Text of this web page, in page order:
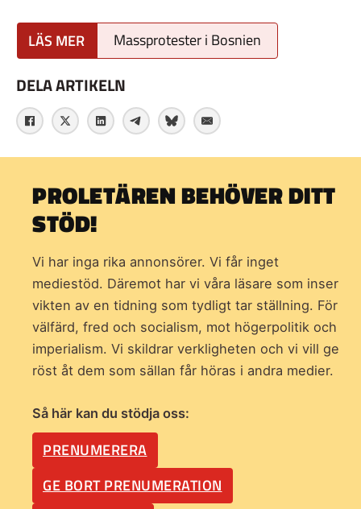
Massprotester i Bosnien
DELA ARTIKELN
PROLETÄREN BEHÖVER DITT
STÖD!
Vi har inga rika annonsörer. Vi får inget
mediestöd. Däremot har vi våra läsare som inser
vikten av en tidning som tydligt tar ställning. För
välfärd, fred och socialism, mot högerpolitik och
imperialism. Vi skildrar verkligheten och vi vill ge
röst åt dem som sällan får höras i andra medier.
Så här kan du stödja oss:
PRENUMERERA
GE BORT PRENUMERATION